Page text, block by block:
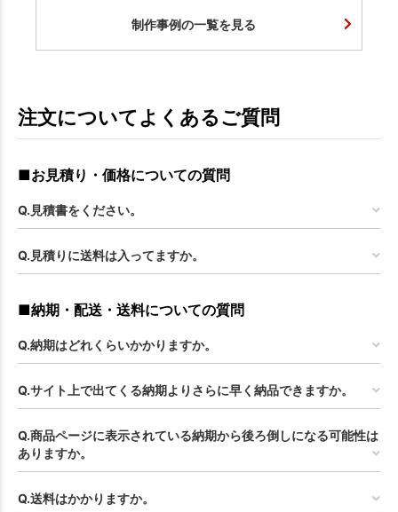
制作事例の一覧を見る
注文についてよくあるご質問
■お見積り・価格についての質問
Q.見積書をください。
Q.見積りに送料は入ってますか。
■納期・配送・送料についての質問
Q.納期はどれくらいかかりますか。
Q.サイト上で出てくる納期よりさらに早く納品できますか。
Q.商品ページに表示されている納期から後ろ倒しになる可能性は
ありますか。
Q.送料はかかりますか。